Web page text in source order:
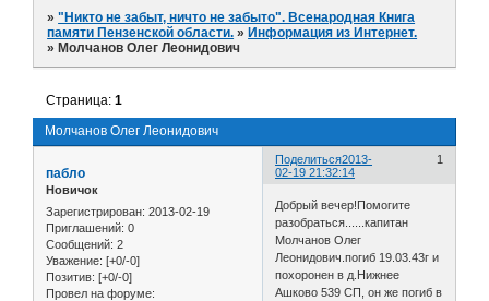
»"Никто не забыт, ничто не забыто". Всенародная Книга
памяти Пензенской области. » Информация из Интернет.
» Молчанов Олег Леонидович
Молчанов Олег Леонидович
Страница:1
Поделиться 1
2013-
02-19 21:32:14
пабло
Новичок
Зарегистрирован: 2013-02-19
Приглашений: 0
Сообщений: 2
Уважение: [+0/-0]
Позитив: [+0/-0]
Провел на форуме:
Добрый вечер!Помогите
разобраться......капитан
Молчанов Олег
Леонидович.погиб 19.03.43г и
похоронен в д.Нижнее
Ашково 539 СП, он же погиб в